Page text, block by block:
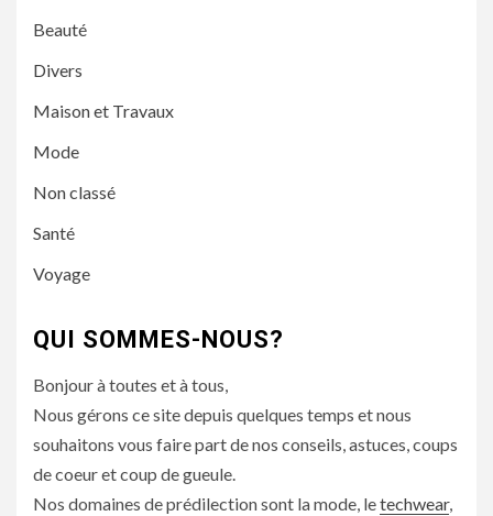
Beauté
Divers
Maison et Travaux
Mode
Non classé
Santé
Voyage
QUI SOMMES-NOUS?
Bonjour à toutes et à tous,
Nous gérons ce site depuis quelques temps et nous
souhaitons vous faire part de nos conseils, astuces, coups
de coeur et coup de gueule.
Nos domaines de prédilection sont la mode, letechwear,